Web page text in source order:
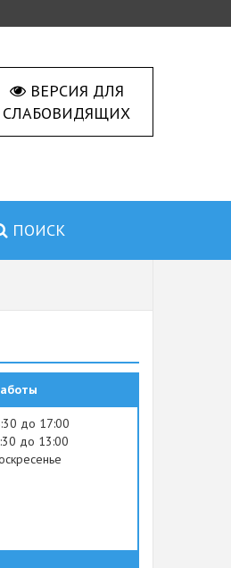
ВЕРСИЯ ДЛЯ
СЛАБОВИДЯЩИХ
ПОИСК
до 17:00
до 13:00